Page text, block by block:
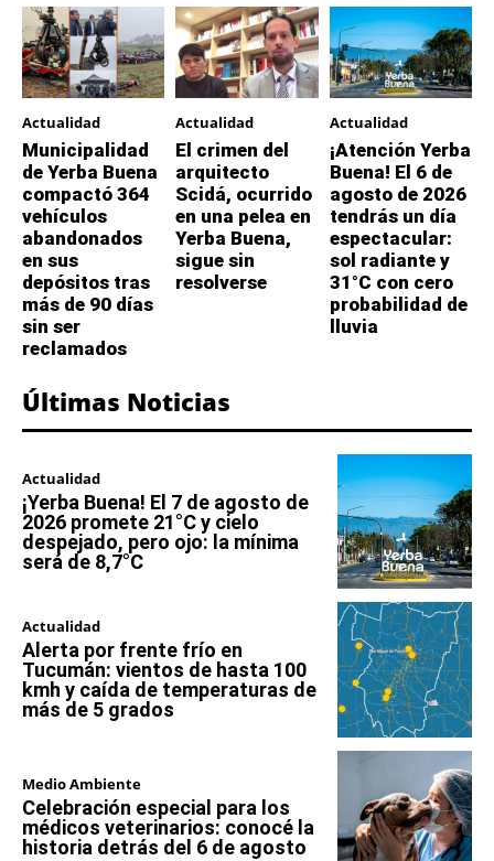
Actualidad
Municipalidad
de Yerba Buena
compactó 364
vehículos
abandonados
en sus
depósitos tras
más de 90 días
sin ser
reclamados
Actualidad
El crimen del
arquitecto
Scidá, ocurrido
en una pelea en
Yerba Buena,
sigue sin
resolverse
Actualidad
¡Atención Yerba
Buena! El 6 de
agosto de 2026
tendrás un día
espectacular:
sol radiante y
31°C con cero
probabilidad de
lluvia
Últimas Noticias
Actualidad
¡Yerba Buena! El 7 de agosto de
2026 promete 21°C y cielo
despejado, pero ojo: la mínima
será de 8,7°C
Actualidad
Alerta por frente frío en
Tucumán: vientos de hasta 100
kmh y caída de temperaturas de
más de 5 grados
Medio Ambiente
Celebración especial para los
médicos veterinarios: conocé la
historia detrás del 6 de agosto